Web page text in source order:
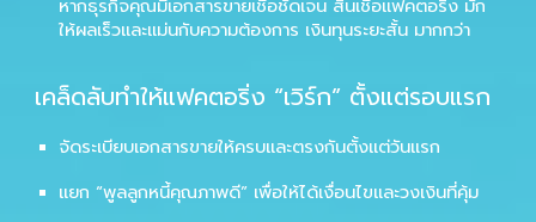
หากธุรกิจคุณมีเอกสารขายเชื่อชัดเจน สินเชื่อแฟคตอริ่ง มัก
ให้ผลเร็วและแม่นกับความต้องการ เงินทุนระยะสั้น มากกว่า
เคล็ดลับทำให้แฟคตอริ่ง “เวิร์ก” ตั้งแต่รอบแรก
จัดระเบียบเอกสารขายให้ครบและตรงกันตั้งแต่วันแรก
แยก “พูลลูกหนี้คุณภาพดี” เพื่อให้ได้เงื่อนไขและวงเงินที่คุ้ม